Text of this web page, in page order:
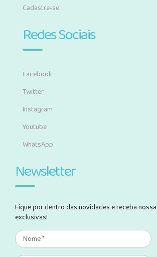
Cadastre-se
Redes Sociais
Facebook
Twitter
Instagram
Youtube
WhatsApp
Newsletter
Fique por dentro das novidades e receba
exclusivas!